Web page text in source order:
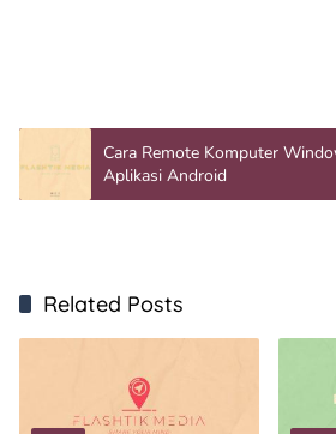
Cara Remote Komputer
Aplikasi Android
Related Posts